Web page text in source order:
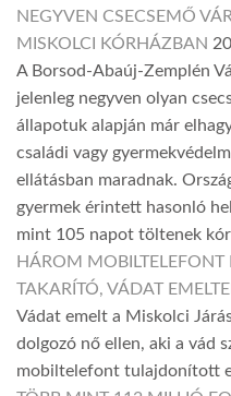
NEGYVEN CSECSEMŐ
MISKOLCI KÓRHÁZBAN
A Borsod-Abaúj-Zemplén
jelenleg negyven olyan
állapotuk alapján már
családi vagy
ellátásban maradnak.
gyermek érintett hasonló
mint 105 napot töltenek
HÁROM MOBILTELEFONT
TAKARÍTÓ, VÁDAT
Vádat emelt a Miskolci
dolgozó nő ellen, aki a vád
mobiltelefont tulajdonított